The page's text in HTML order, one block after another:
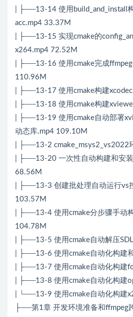
| ├──13-14 使用build_and_install
acc.mp4 33.37M
| ├──13-15 实现cmake的
x264.mp4 72.52M
| ├──13-16 使用cmake完成
110.96M
| ├──13-17 使用cmake构建
| ├──13-18 使用cmake构建
| ├──13-19 使用cmake自动部署
动态库.mp4 109.10M
| ├──13-2 cmake_msys2_vs2022
| ├──13-20 一次性自动构建和安
68.56M
| ├──13-3 创建批处理自动运行vs
103.57M
| ├──13-4 使用cmake分步骤手动
104.78M
| ├──13-5 使用cmake自动解压
| ├──13-6 使用cmake自动化构建
| ├──13-7 使用cmake自动化构建
| ├──13-8 使用cmake自动化构建
| └──13-9 使用cmake自动化构建
├──第1章 开发环境准备和ffmpeg